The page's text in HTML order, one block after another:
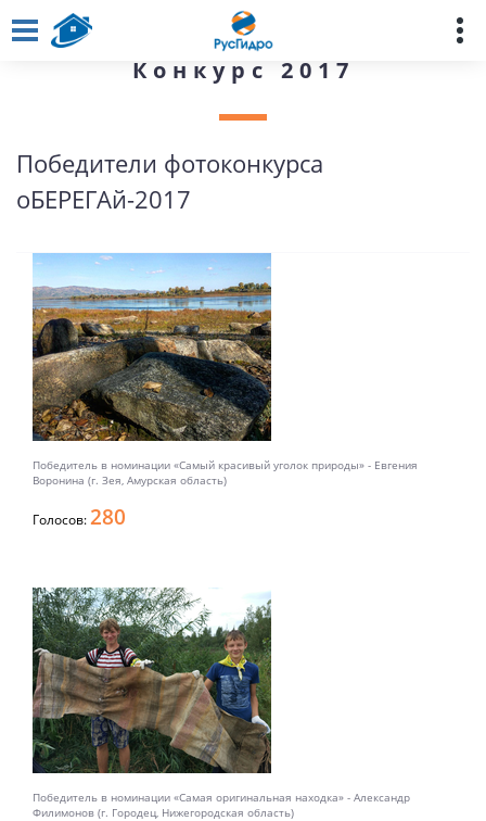
Конкурс 2017
Победители фотоконкурса
оБЕРЕГАй-2017
Победитель в номинации «Самый красивый уголок природы» - Евгения
Воронина (г. Зея, Амурская область)
Голосов:280
Победитель в номинации «Самая оригинальная находка» - Александр
Филимонов (г. Городец, Нижегородская область)